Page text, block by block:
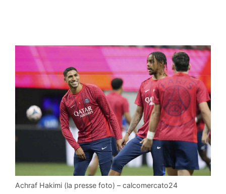
Achraf Hakimi (la presse foto) – calcomercato24